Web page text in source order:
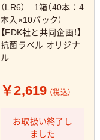
（LR6） 1箱（40本：4
本入×10パック）
【FDK社と共同企画！】
抗菌ラベル オリジナ
ル
￥2,619 （税込）
お取扱い終了し
ました